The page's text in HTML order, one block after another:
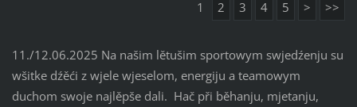
1 2 3 4 5 > >>
11./12.06.2025 Na našim lětušim sportowym swjedźenju su
wšitke dźěći z wjele wjeselom, energiju a teamowym
duchom swoje najlěpše dali. Hač při běhanju, mjetanju,